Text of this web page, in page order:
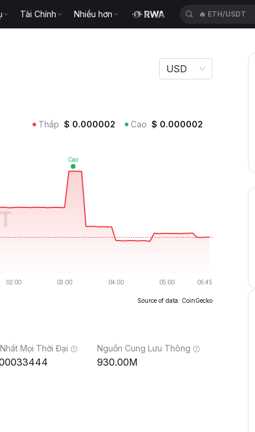
Tài Chính Nhiều hơn 🔥 ETH/USDT
USD
Thấp $ 0.000002 Cao $ 0.000002
Source of data: CoinGecko
Mọi Thời Đại Nguồn Cung Lưu Thông
930.00M